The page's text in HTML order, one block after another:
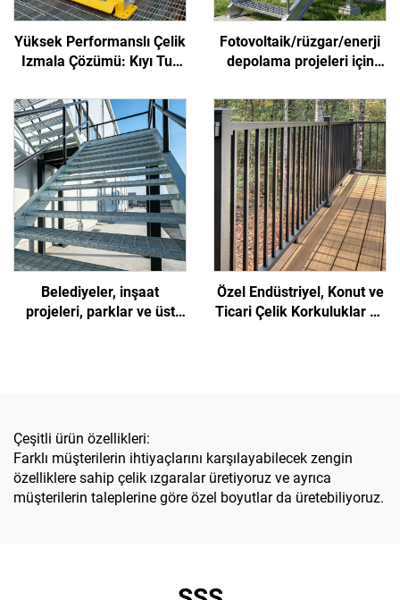
Yüksek Performanslı Çelik
Izmala Çözümü: Kıyı Tuz
Kaymasını Önler ve
Biyolojik Kirlemeyi Azaltır
Fotovoltaik/rüzgar/enerji
depolama projeleri için
kolay montajlı ve
özelleştirilebilir yeni nesil
kaymaz çelik ızgaranın
doğrudan fabrikadan satış
Belediyeler, inşaat
projeleri, parklar ve üst
Özel Endüstriyel, Konut ve
Ticari Çelik Korkuluklar ve
Çeşitli ürün özellikleri:
Farklı müşterilerin ihtiyaçlarını karşılayabilecek zengin
özelliklere sahip çelik ızgaralar üretiyoruz ve ayrıca
müşterilerin taleplerine göre özel boyutlar da üretebiliyoruz.